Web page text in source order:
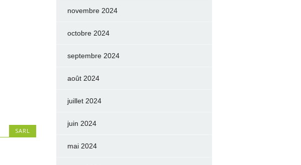
SARL
novembre 2024
octobre 2024
septembre 2024
août 2024
juillet 2024
juin 2024
mai 2024